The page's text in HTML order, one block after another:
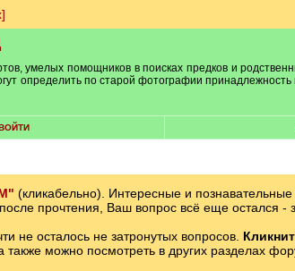
умелых помощников в поисках предков и
определить по старой фотографии принадлежность
(кликабельно). Интересные и
прочтения, Ваш вопрос всё еще остался -
не осталось не затронутых вопросов.
также можно посмотреть в других разделах